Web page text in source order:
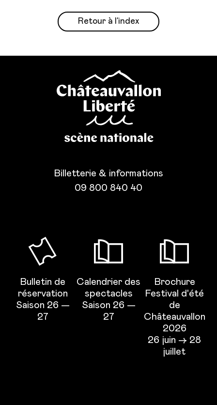
Retour à l’index
Billetterie & informations
09 800 840 40
Bulletin de
réservation
Saison 26 —
27
Calendrier des
spectacles
Saison 26 —
27
Brochure
Festival d'été
de
Châteauvallon
2026
26 juin → 28
juillet